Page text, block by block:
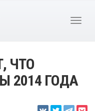
ЧТО
2014 ГОДА